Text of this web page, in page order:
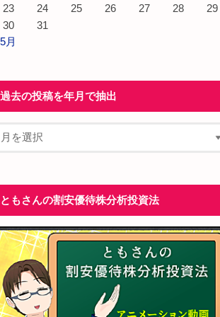
23 24 25 26 27 28
29
30
31
月
過去の投稿を年月で抽出
ともさんの割安優待株分析投資法